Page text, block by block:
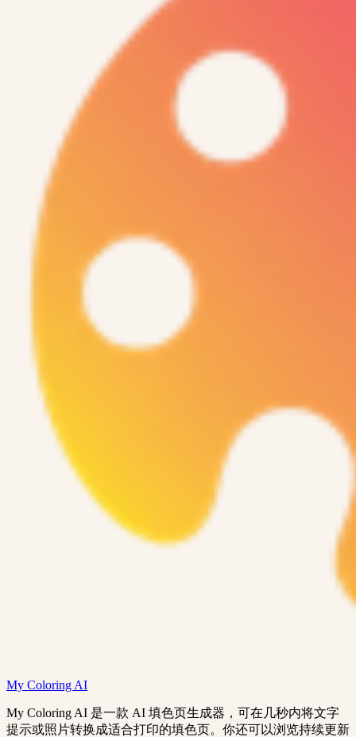
My Coloring AI
My Coloring AI 是一款 AI 填色页生成器，可在几秒内将文字
提示或照片转换成适合打印的填色页。你还可以浏览持续更新